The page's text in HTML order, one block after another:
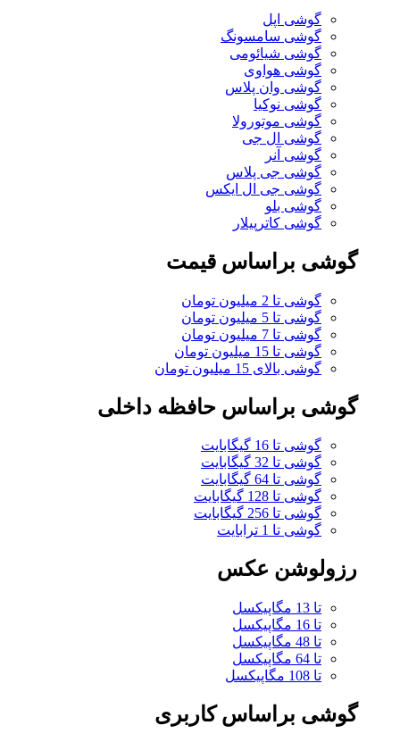
گوشی اپل
گوشی سامسونگ
گوشی شیائومی
گوشی هواوی
گوشی وان پلاس
گوشی نوکیا
گوشی موتورولا
گوشی ال جی
گوشی آنر
گوشی جی پلاس
گوشی جی ال ایکس
گوشی بلو
گوشی کاترپیلار
گوشی براساس قیمت
گوشی تا 2 میلیون تومان
گوشی تا 5 میلیون تومان
گوشی تا 7 میلیون تومان
گوشی تا 15 میلیون تومان
گوشی بالای 15 میلیون تومان
گوشی براساس حافظه داخلی
گوشی تا 16 گیگابایت
گوشی تا 32 گیگابایت
گوشی تا 64 گیگابایت
گوشی تا 128 گیگابایت
گوشی تا 256 گیگابایت
گوشی تا 1 ترابایت
رزولوشن عکس
تا 13 مگاپیکسل
تا 16 مگاپیکسل
تا 48 مگاپیکسل
تا 64 مگاپیکسل
تا 108 مگاپیکسل
گوشی براساس کاربری